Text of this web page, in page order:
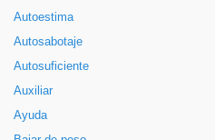
Autoestima
Autosabotaje
Autosuficiente
Auxiliar
Ayuda